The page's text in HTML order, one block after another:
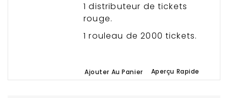
1 distributeur de tickets
rouge.
1 rouleau de 2000 tickets.
Ajouter Au Panier Aperçu Rapide